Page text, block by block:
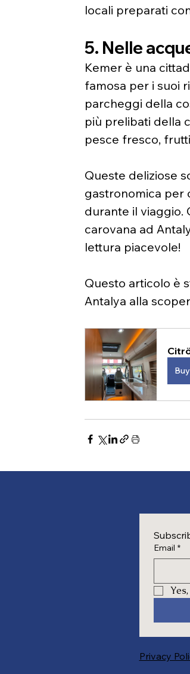
locali preparati
5. Nelle
Kemer è una
famosa per i suoi
parcheggi della
più prelibati della
pesce fresco,
Queste deliziose
gastronomica per
durante il viaggio.
carovana ad
lettura piacevole!
Questo articolo è
Antalya alla
Email *
Privacy